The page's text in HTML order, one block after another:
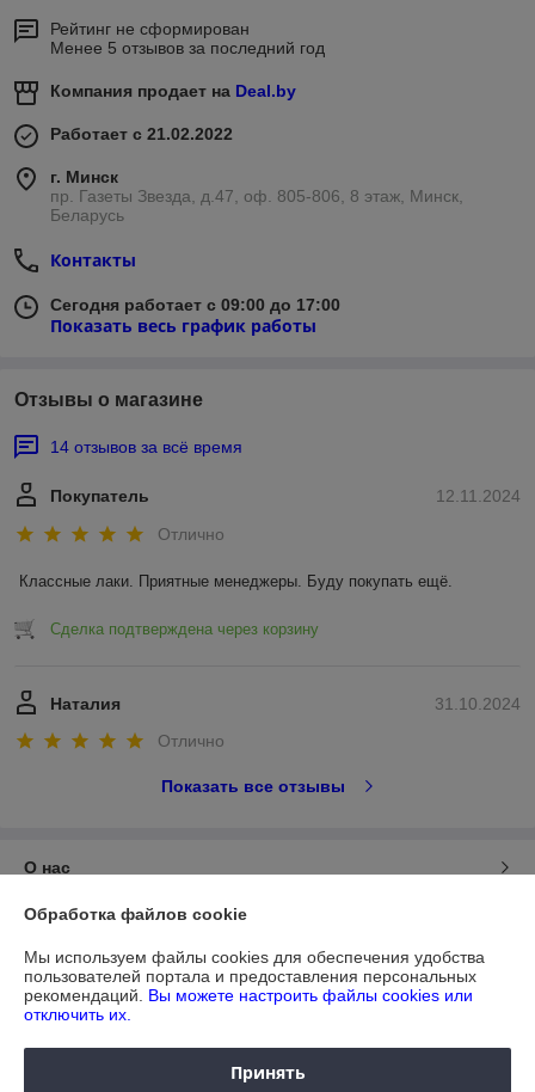
Рейтинг не сформирован
Менее 5 отзывов за последний год
Компания продает на Deal.by
Работает с 21.02.2022
г. Минск
пр. Газеты Звезда, д.47, оф. 805-806, 8 этаж, Минск,
Беларусь
Контакты
Сегодня работает с 09:00 до 17:00
Показать весь график работы
Отзывы о магазине
14 отзывов за всё время
12.11.2024
Покупатель
Отлично
Классные лаки. Приятные менеджеры. Буду покупать ещё.
Сделка подтверждена через корзину
31.10.2024
Наталия
Отлично
Показать все отзывы
О нас
Контакты
Доставка и оплата
Обработка файлов cookie
Мы используем файлы cookies для обеспечения удобства
пользователей портала и предоставления персональных
рекомендаций. Вы можете настроить файлы cookies или
отключить их.
Принять